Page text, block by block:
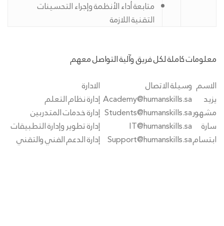
متابعة أداء الأنظمة وإجراء التحسينات
التقنية اللازمة
معلومات كاملة لكل فريق وآلية التواصل معهم
الاسم وسيلة الاتصال
الادارة
يزيد
Academy@humanskills.sa إدارة نظام التعلم
مشهورStudents@humanskills.sa إدارة خدمات المتدربين
سارة
IT@humanskills.sa
إدارة تطوير وإدارة التطبيقات
ابتسامSupport@humanskills.sa إدارة الدعم الفني والتقني